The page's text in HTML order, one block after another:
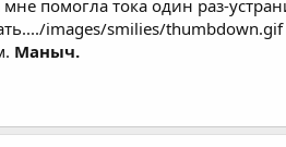
помогла тока один раз-
images/smilies/
Маныч.